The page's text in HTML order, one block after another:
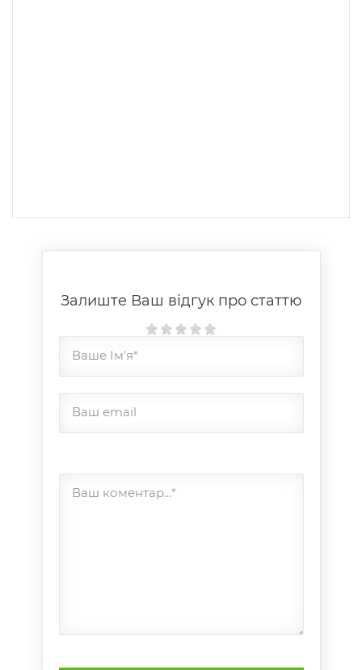
Залиште Ваш відгук про статтю
Ваше Ім'я*
Ваш email
Ваш коментар...*